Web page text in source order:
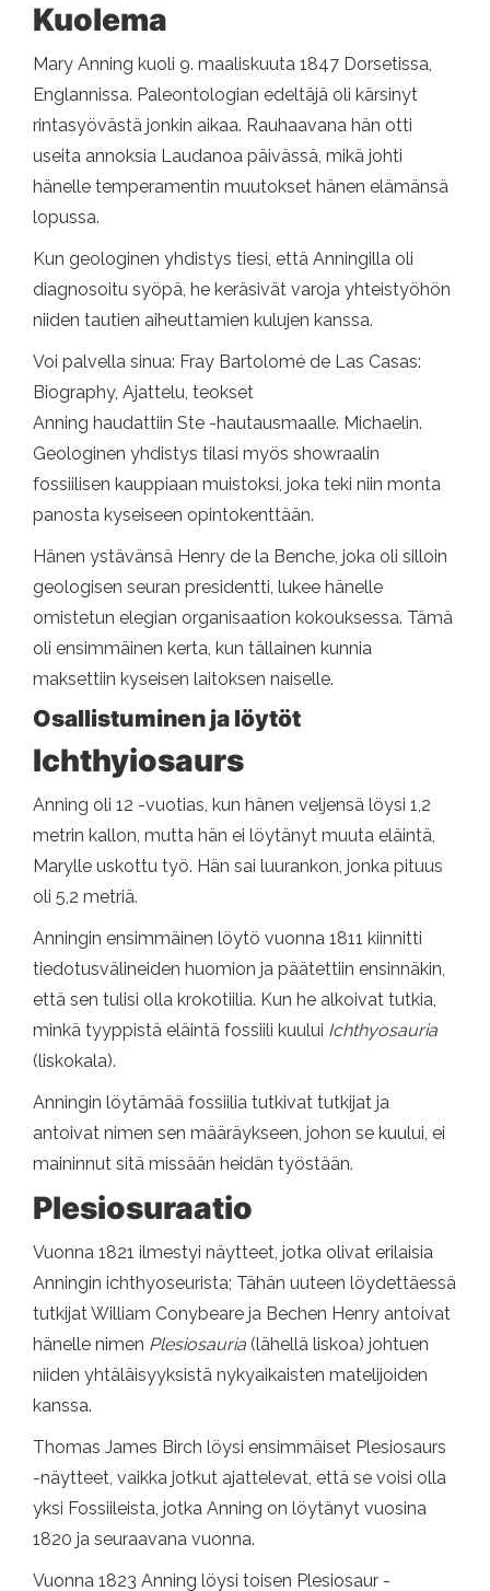
Kuolema
Mary Anning kuoli 9. maaliskuuta 1847 Dorsetissa,
Englannissa. Paleontologian edeltäjä oli kärsinyt
rintasyövästä jonkin aikaa. Rauhaavana hän otti
useita annoksia Laudanoa päivässä, mikä johti
hänelle temperamentin muutokset hänen elämänsä
lopussa.
Kun geologinen yhdistys tiesi, että Anningilla oli
diagnosoitu syöpä, he keräsivät varoja yhteistyöhön
niiden tautien aiheuttamien kulujen kanssa.
Voi palvella sinua: Fray Bartolomé de Las Casas:
Biography, Ajattelu, teokset
Anning haudattiin Ste -hautausmaalle. Michaelin.
Geologinen yhdistys tilasi myös showraalin
fossiilisen kauppiaan muistoksi, joka teki niin monta
panosta kyseiseen opintokenttään.
Hänen ystävänsä Henry de la Benche, joka oli silloin
geologisen seuran presidentti, lukee hänelle
omistetun elegian organisaation kokouksessa. Tämä
oli ensimmäinen kerta, kun tällainen kunnia
maksettiin kyseisen laitoksen naiselle.
Osallistuminen ja löytöt
Ichthyiosaurs
Anning oli 12 -vuotias, kun hänen veljensä löysi 1,2
metrin kallon, mutta hän ei löytänyt muuta eläintä,
Marylle uskottu työ. Hän sai luurankon, jonka pituus
oli 5,2 metriä.
Anningin ensimmäinen löytö vuonna 1811 kiinnitti
tiedotusvälineiden huomion ja päätettiin ensinnäkin,
että sen tulisi olla krokotiilia. Kun he alkoivat tutkia,
minkä tyyppistä eläintä fossiili kuului Ichthyosauria
(liskokala).
Anningin löytämää fossiilia tutkivat tutkijat ja
antoivat nimen sen määräykseen, johon se kuului, ei
maininnut sitä missään heidän työstään.
Plesiosuraatio
Vuonna 1821 ilmestyi näytteet, jotka olivat erilaisia ​​
Anningin ichthyoseurista; Tähän uuteen löydettäessä
tutkijat William Conybeare ja Bechen Henry antoivat
hänelle nimen Plesiosauria (lähellä liskoa) johtuen
niiden yhtäläisyyksistä nykyaikaisten matelijoiden
kanssa.
Thomas James Birch löysi ensimmäiset Plesiosaurs
-näytteet, vaikka jotkut ajattelevat, että se voisi olla
yksi Fossiileista, jotka Anning on löytänyt vuosina
1820 ja seuraavana vuonna.
Vuonna 1823 Anning löysi toisen Plesiosaur -